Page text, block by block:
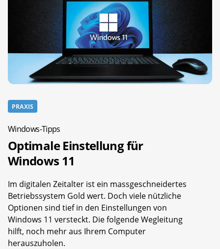
PRAXIS
Windows-Tipps
Optimale Einstellung für
Windows 11
Im digitalen Zeitalter ist ein massgeschneidertes
Betriebssystem Gold wert. Doch viele nützliche
Optionen sind tief in den Einstellungen von
Windows 11 versteckt. Die folgende Wegleitung
hilft, noch mehr aus Ihrem Computer
herauszuholen.